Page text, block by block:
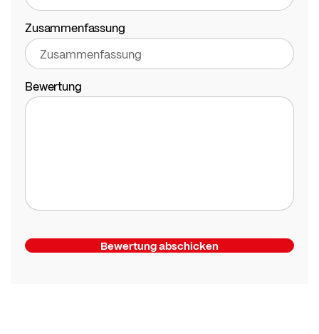
Zusammenfassung
Bewertung
Bewertung abschicken